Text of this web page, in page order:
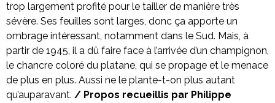
trop largement profité pour le tailler de manière très
sévère. Ses feuilles sont larges, donc ça apporte un
ombrage intéressant, notamment dans le Sud. Mais, à
partir de 1945, il a dû faire face à l’arrivée d’un champignon,
le chancre coloré du platane, qui se propage et le menace
de plus en plus. Aussi ne le plante-t-on plus autant
qu’auparavant. / Propos recueillis par Philippe